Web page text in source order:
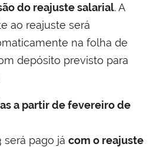
do reajuste salarial. A
ao reajuste será
na folha de
depósito previsto para
a partir de fevereiro de
será pago já com o reajuste